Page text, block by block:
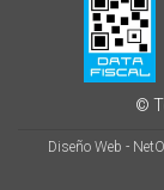
©
Diseño Web -